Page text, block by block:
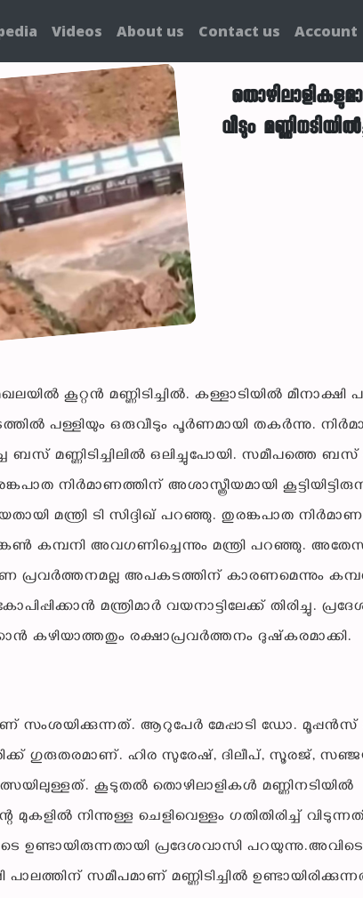
Videos About us Contact us Account
വീടും
കൂറ്റന്‍ മണ്ണിടിച്ചില്‍. കള്ളാടിയില്‍ മീനാക്ഷി
പള്ളിയും ഒരുവീടും പൂര്‍ണമായി തകര്‍ന്നു.
ബസ് മണ്ണിടിച്ചിലില്‍ ഒലിച്ചുപോയി. സമീപത്തെ ബസ്
നിര്‍മാണത്തിന് അശാസ്ത്രീയമായി
മന്ത്രി ടി സിദ്ദിഖ് പറഞ്ഞു. തുരങ്കപാത
കമ്പനി അവഗണിച്ചെന്നും മന്ത്രി പറഞ്ഞു.
പ്രവര്‍ത്തനമല്ല അപകടത്തിന് കാരണമെന്നും
മന്ത്രിമാര്‍ വയനാട്ടിലേക്ക് തിരിച്ചു.
കഴിയാത്തതും രക്ഷാപ്രവര്‍ത്തനം ദുഷ്‌കരമാക്കി.
സംശയിക്കുന്നത്. ആറുപേര്‍ മേപ്പാടി ഡോ.
ഗുരുതരമാണ്. ഹിര സുരേഷ്, ദിലീപ്, സൂരജ്,
കൂടുതല്‍ തൊഴിലാളികള്‍ മണ്ണിനടിയില്‍
നിന്നുള്ള ചെളിവെള്ളം ഗതിതിരിച്ച്
ഉണ്ടായിരുന്നതായി പ്രദേശവാസി
സമീപമാണ് മണ്ണിടിച്ചില്‍